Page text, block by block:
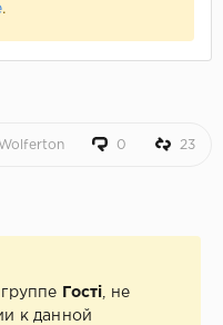
.
0 23
Гості , не
к данной